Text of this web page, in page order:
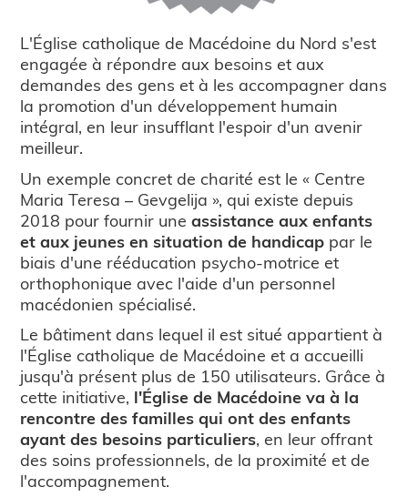
L'Église catholique de Macédoine du Nord s'est
engagée à répondre aux besoins et aux
demandes des gens et à les accompagner dans
la promotion d'un développement humain
intégral, en leur insufflant l'espoir d'un avenir
meilleur.
Un exemple concret de charité est le « Centre
Maria Teresa – Gevgelija », qui existe depuis
2018 pour fournir uneassistance aux enfants
et aux jeunes en situation de handicap par le
biais d'une rééducation psycho-motrice et
orthophonique avec l'aide d'un personnel
macédonien spécialisé.
Le bâtiment dans lequel il est situé appartient à
l'Église catholique de Macédoine et a accueilli
jusqu'à présent plus de 150 utilisateurs. Grâce à
cette initiative, l'Église de Macédoine va à la
rencontre des familles qui ont des enfants
ayant des besoins particuliers, en leur offrant
des soins professionnels, de la proximité et de
l'accompagnement.